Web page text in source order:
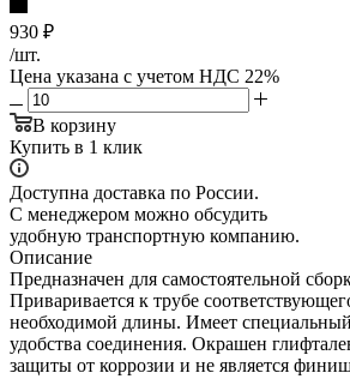
930 ₽
/шт.
Цена указана с учетом НДС 22%
В корзину
Купить в 1 клик
Доступна доставка по России.
С менеджером можно обсудить
удобную транспортную компанию.
Описание
Предназначен для самостоятельной
Приваривается к трубе
необходимой длины. Имеет
удобства соединения. Окрашен
защиты от коррозии и не является